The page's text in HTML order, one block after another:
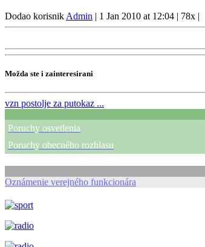
Dodao korisnik Admin | 1 Jan 2010 at 12:04 | 78x |
Možda ste i zainteresirani
vzn postolje za putokaz ...
Poruchy osvetlenia
Poruchy obecného rozhlasu
Oznámenie verejného funkcionára